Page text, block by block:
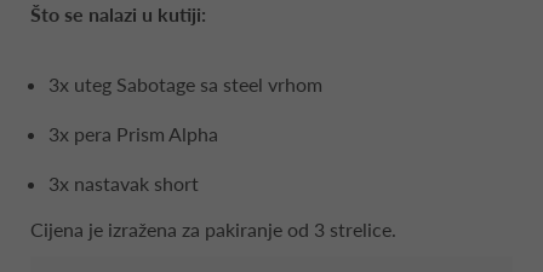
Što se nalazi u kutiji:
3x uteg Sabotage sa steel vrhom
3x pera Prism Alpha
3x nastavak short
Cijena je izražena za pakiranje od 3 strelice.